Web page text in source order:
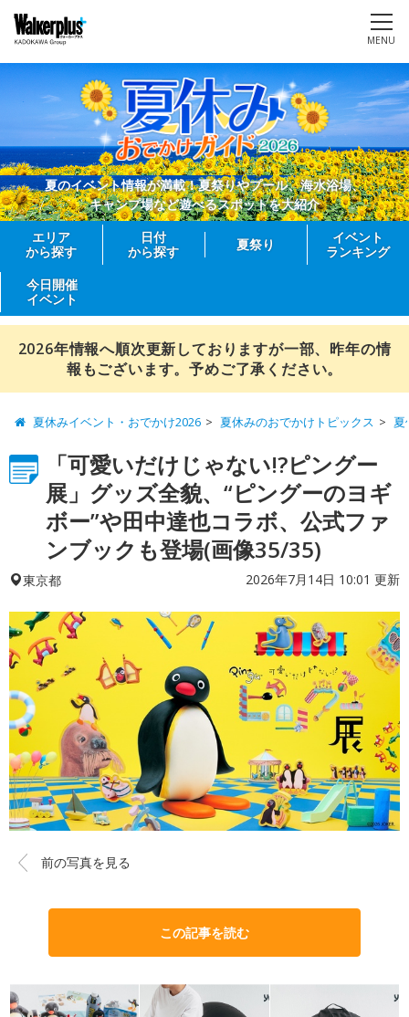
MENU
夏のイベント情報が満載！夏祭りやプール、海水浴場、
キャンプ場など遊べるスポットを大紹介
エリア
から探す
日付
から探す
夏祭り
イベント
ランキング
今日開催
イベント
2026年情報へ順次更新しておりますが一部、昨年の情
報もございます。予めご了承ください。
夏休みイベント・おでかけ2026 夏休みのおでかけトピックス 夏
「可愛いだけじゃない!?ピングー
展」グッズ全貌、“ピングーのヨギ
ボー”や田中達也コラボ、公式ファ
ンブックも登場(画像35/35)
東京都 2026年7月14日 10:01 更新
前の写真を見る
この記事を読む